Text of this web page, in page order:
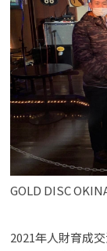
GOLD DISC
2021年人財育成